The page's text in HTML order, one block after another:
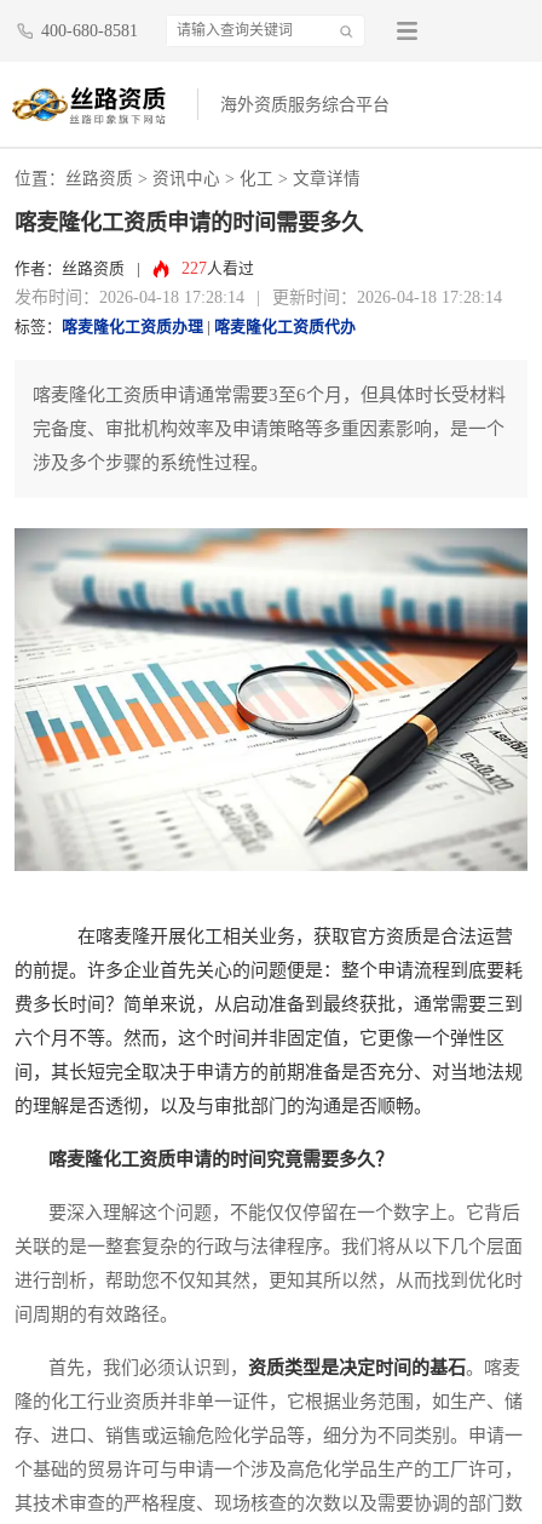
400-680-8581
海外资质服务综合平台
位置： 丝路资质 > 资讯中心 > 化工 > 文章详情
喀麦隆化工资质申请的时间需要多久
作者：丝路资质 227人看过
发布时间：2026-04-18 17:28:14 更新时间：2026-04-18 17:28:14
标签： 喀麦隆化工资质办理 喀麦隆化工资质代办
喀麦隆化工资质申请通常需要3至6个月，但具体时长受材料
完备度、审批机构效率及申请策略等多重因素影响，是一个
涉及多个步骤的系统性过程。
在喀麦隆开展化工相关业务，获取官方资质是合法运营
的前提。许多企业首先关心的问题便是：整个申请流程到底要耗
费多长时间？简单来说，从启动准备到最终获批，通常需要三到
六个月不等。然而，这个时间并非固定值，它更像一个弹性区
间，其长短完全取决于申请方的前期准备是否充分、对当地法规
的理解是否透彻，以及与审批部门的沟通是否顺畅。
喀麦隆化工资质申请的时间究竟需要多久？
要深入理解这个问题，不能仅仅停留在一个数字上。它背后
关联的是一整套复杂的行政与法律程序。我们将从以下几个层面
进行剖析，帮助您不仅知其然，更知其所以然，从而找到优化时
间周期的有效路径。
首先，我们必须认识到， 资质类型是决定时间的基石。喀麦
隆的化工行业资质并非单一证件，它根据业务范围，如生产、储
存、进口、销售或运输危险化学品等，细分为不同类别。申请一
个基础的贸易许可与申请一个涉及高危化学品生产的工厂许可，
其技术审查的严格程度、现场核查的次数以及需要协调的部门数